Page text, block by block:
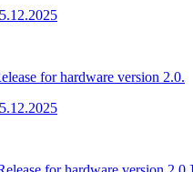
for hardware version 2.0.